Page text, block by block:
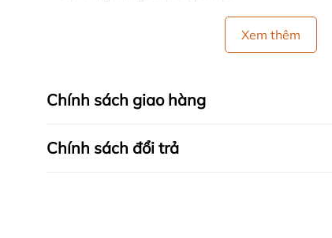
Xem thêm
Chính sách giao hàng
Chính sách đổi trả